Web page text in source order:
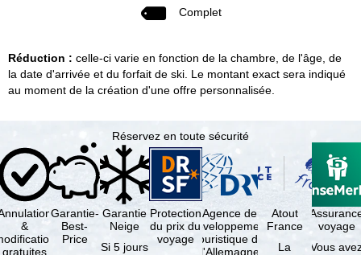
Complet
Réduction : celle-ci varie en fonction de la chambre, de l'âge, de
la date d'arrivée et du forfait de ski. Le montant exact sera indiqué
au moment de la création d'une offre personnalisée.
Réservez en toute sécurité
&
gratuites
Garantie-
Best-
Price
Garantie
Neige
Si 5 jours
Protection
du prix du
voyage
Agence de
développement
touristique de
l'Allemagne
Atout
France
La
voyage
Vous